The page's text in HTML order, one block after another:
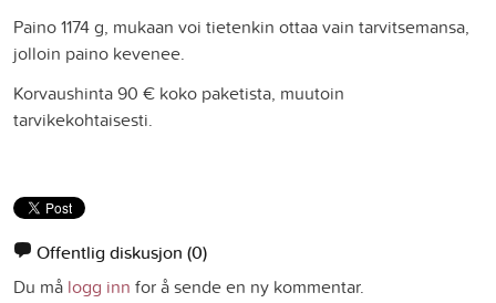
Paino 1174 g, mukaan voi tietenkin ottaa vain tarvitsemansa,
jolloin paino kevenee.
Korvaushinta 90 € koko paketista, muutoin
tarvikekohtaisesti.
Offentlig diskusjon (0)
Du må logg inn for å sende en ny kommentar.